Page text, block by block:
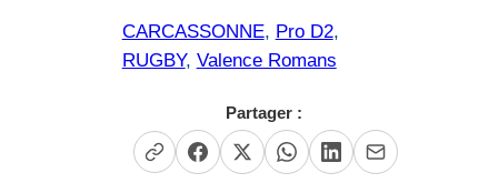
CARCASSONNE, Pro D2
RUGBY, Valence Romans
Partager :